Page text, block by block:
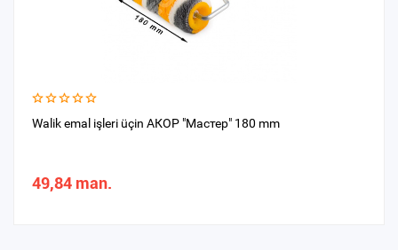
Walik emal işleri üçin АКОР "Мастер" 180 mm
49,84 man.